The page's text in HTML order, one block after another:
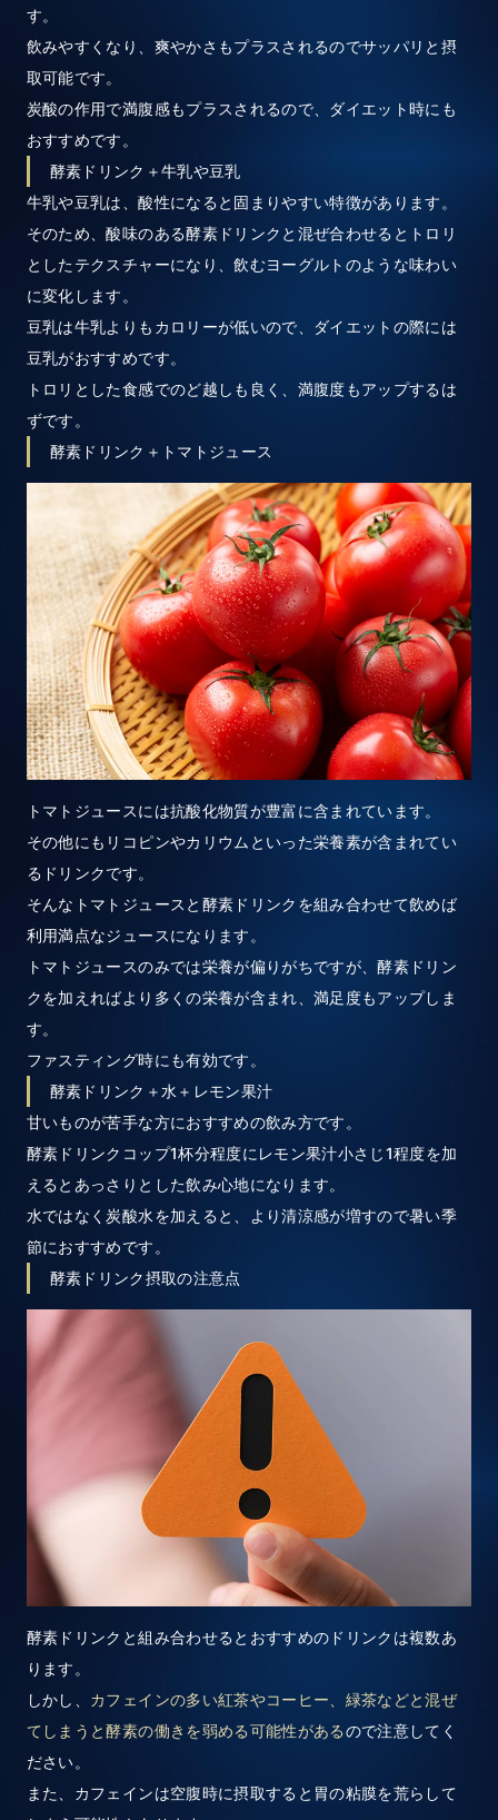
す。
飲みやすくなり、爽やかさもプラスされるのでサッパリと摂
取可能です。
炭酸の作用で満腹感もプラスされるので、ダイエット時にも
おすすめです。
酵素ドリンク＋牛乳や豆乳
牛乳や豆乳は、酸性になると固まりやすい特徴があります。
そのため、酸味のある酵素ドリンクと混ぜ合わせるとトロリ
としたテクスチャーになり、飲むヨーグルトのような味わい
に変化します。
豆乳は牛乳よりもカロリーが低いので、ダイエットの際には
豆乳がおすすめです。
トロリとした食感でのど越しも良く、満腹度もアップするは
ずです。
酵素ドリンク＋トマトジュース
トマトジュースには抗酸化物質が豊富に含まれています。
その他にもリコピンやカリウムといった栄養素が含まれてい
るドリンクです。
そんなトマトジュースと酵素ドリンクを組み合わせて飲めば
利用満点なジュースになります。
トマトジュースのみでは栄養が偏りがちですが、酵素ドリン
クを加えればより多くの栄養が含まれ、満足度もアップしま
す。
ファスティング時にも有効です。
酵素ドリンク＋水＋レモン果汁
甘いものが苦手な方におすすめの飲み方です。
酵素ドリンクコップ1杯分程度にレモン果汁小さじ1程度を加
えるとあっさりとした飲み心地になります。
水ではなく炭酸水を加えると、より清涼感が増すので暑い季
節におすすめです。
酵素ドリンク摂取の注意点
酵素ドリンクと組み合わせるとおすすめのドリンクは複数あ
ります。
しかし、 カフェインの多い紅茶やコーヒー、緑茶などと混ぜ
てしまうと酵素の働きを弱める可能性があるので注意してく
ださい。
また、カフェインは空腹時に摂取すると胃の粘膜を荒らして